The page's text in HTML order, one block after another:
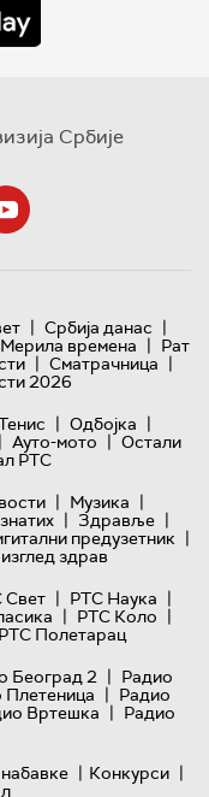
Србије
| Србија данас |
Мерила времена | Рат
| Сматрачница |
2026
| Одбојка |
| Ауто-мото | Остали
РТС
| Музика |
| Здравље |
предузетник |
здрав
Свет | РТС Наука |
| РТС Коло |
РТС Полетарац
Београд 2 | Радио
Плетеница | Радио
Вртешка | Радио
| Конкурси |